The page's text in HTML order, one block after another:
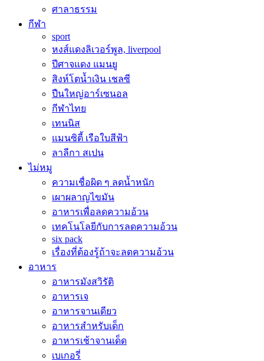
ศาลาธรรม
กีฬา
sport
หงส์แดงลิเวอร์พูล, liverpool
ปีศาจแดง แมนยู
สิงห์โตน้ำเงิน เชลซี
ปืนใหญ่อาร์เซนอล
กีฬาไทย
เทนนิส
แมนซิตี้ เรือใบสีฟ้า
ลาลีกา สเปน
ไม่หมู
ความเชื่อผิด ๆ ลดน้ำหนัก
เผาผลาญไขมัน
อาหารเพื่อลดความอ้วน
เทคโนโลยีกับการลดความอ้วน
six pack
เรื่องที่ต้องรู้ถ้าจะลดความอ้วน
อาหาร
อาหารมังสวิรัติ
อาหารเจ
อาหารจานเดียว
อาหารสำหรับเด็ก
อาหารเช้าจานเด็ด
เบเกอรี่